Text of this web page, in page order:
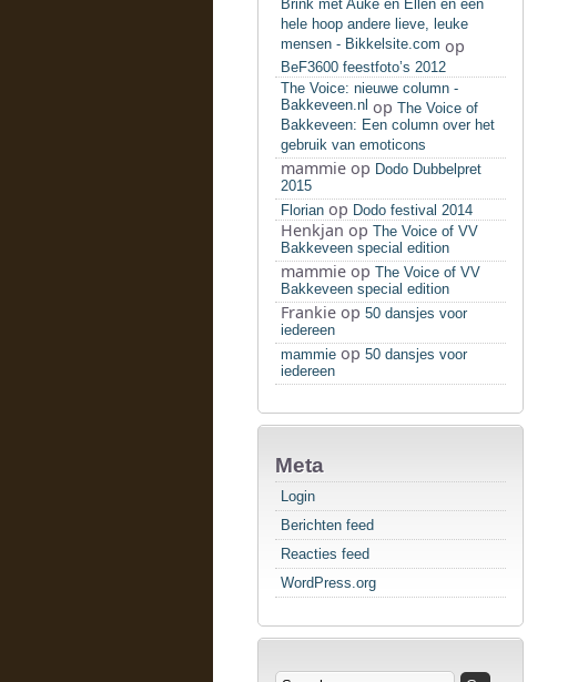
Brink met Auke en Ellen en een
hele hoop andere lieve, leuke
mensen - Bikkelsite.com op
BeF3600 feestfoto’s 2012
The Voice: nieuwe column -
Bakkeveen.nl op The Voice of
Bakkeveen: Een column over het
gebruik van emoticons
mammie op Dodo Dubbelpret
2015
Florian op Dodo festival 2014
Henkjan op The Voice of VV
Bakkeveen special edition
mammie op The Voice of VV
Bakkeveen special edition
Frankie op 50 dansjes voor
iedereen
mammie op 50 dansjes voor
iedereen
Meta
Login
Berichten feed
Reacties feed
WordPress.org